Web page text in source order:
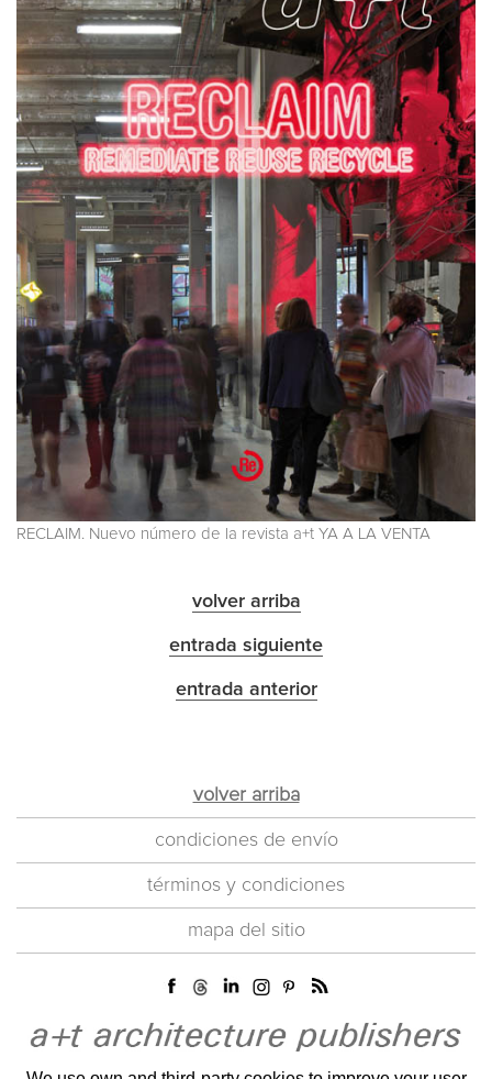
RECLAIM. Nuevo número de la revista a+t YA A LA VENTA
volver arriba
entrada siguiente
entrada anterior
volver arriba
condiciones de envío
términos y condiciones
mapa del sitio